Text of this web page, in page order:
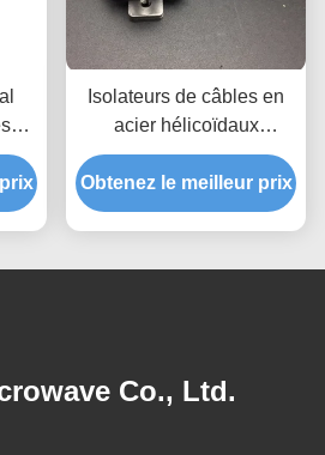
de
Isolateurs de câbles en
acier hélicoïdaux
machine à câbles
compresseur
transformateur générateur
fer
Obtenez le meilleur prix
Co., Ltd.